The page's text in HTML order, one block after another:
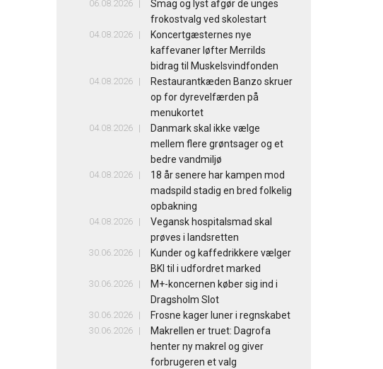
06.08.2026
Smag og lyst afgør de unges
frokostvalg ved skolestart
04.08.2026
Koncertgæsternes nye
kaffevaner løfter Merrilds
bidrag til Muskelsvindfonden
04.08.2026
Restaurantkæden Banzo skruer
op for dyrevelfærden på
menukortet
04.08.2026
Danmark skal ikke vælge
mellem flere grøntsager og et
bedre vandmiljø
04.08.2026
18 år senere har kampen mod
madspild stadig en bred folkelig
opbakning
04.08.2026
Vegansk hospitalsmad skal
prøves i landsretten
30.06.2026
Kunder og kaffedrikkere vælger
BKI til i udfordret marked
30.06.2026
M+-koncernen køber sig ind i
Dragsholm Slot
30.06.2026 Frosne kager luner i regnskabet
30.06.2026
Makrellen er truet: Dagrofa
henter ny makrel og giver
forbrugeren et valg